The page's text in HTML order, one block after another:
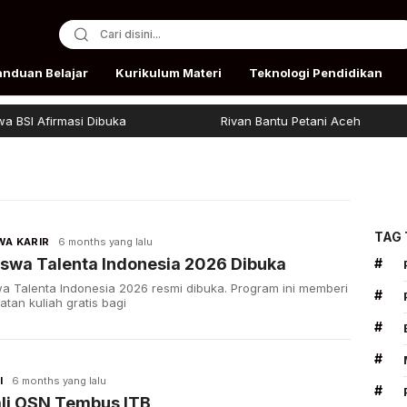
Belajar Kurikulum Materi Teknologi Pendidikan
Afirmasi Dibuka Rivan Bantu Petani Aceh
KARIR 6 months yang lalu
Talenta Indonesia 2026 Dibuka
Talenta Indonesia 2026 resmi dibuka. Program ini memberi
kuliah gratis bagi
6 months yang lalu
OSN Tembus ITB
TAG
#
#
#
#
#